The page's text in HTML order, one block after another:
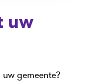
uw
gemeente?